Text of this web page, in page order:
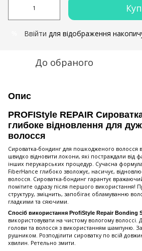
Ввійти для відображення
До обраного
Опис
PROFIStyle REPAIR
глибоке відновлення для
волосся
Сироватка-бондинг для пошкодженого волосся
швидко відновити локони, які постраждали від
інших перукарських процедур. Сучасна формула
FiberHance глибоко зволожує, насичує,
волосся. Сироватка-бондинг гарантує
помітите одразу після першого використання!
структуру, зміцнить, запобігає обламуванню
гладкими та сяючими.
Спосіб використання ProfiStyle Repair Bonding
використовувати на чистому вологому
голови та волосся з використанням шампуню.
рушником. Розподілити сироватку по всій
хвилин. Ретельно змити.